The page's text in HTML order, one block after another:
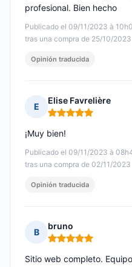
Publicado el 09/11/2023 à
tras una compra de 25/10/2023
profesional. Bien hecho
Opinión traducida
E
Elise Favrelière
Nota: 5 de 5
Publicado el 09/11/2023 à
tras una compra de 02/11/2023
¡Muy bien!
Opinión traducida
B
bruno
Nota: 5 de 5
Sitio web completo.